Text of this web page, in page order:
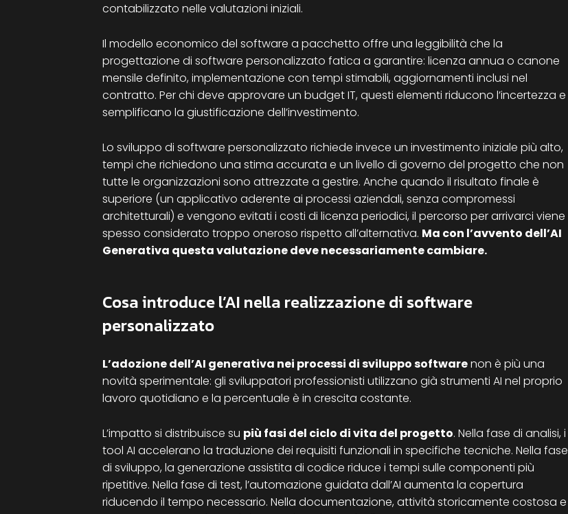
contabilizzato nelle valutazioni iniziali.
Il modello economico del software a pacchetto offre una leggibilità che la
progettazione di software personalizzato fatica a garantire: licenza annua o canone
mensile definito, implementazione con tempi stimabili, aggiornamenti inclusi nel
contratto. Per chi deve approvare un budget IT, questi elementi riducono l’incertezza e
semplificano la giustificazione dell’investimento.
Lo sviluppo di software personalizzato richiede invece un investimento iniziale più alto,
tempi che richiedono una stima accurata e un livello di governo del progetto che non
tutte le organizzazioni sono attrezzate a gestire. Anche quando il risultato finale è
superiore (un applicativo aderente ai processi aziendali, senza compromessi
architetturali) e vengono evitati i costi di licenza periodici, il percorso per arrivarci viene
spesso considerato troppo oneroso rispetto all’alternativa. Ma con l’avvento dell’AI
Generativa questa valutazione deve necessariamente cambiare.
Cosa introduce l’AI nella realizzazione di software
personalizzato
L’adozione dell’AI generativa nei processi di sviluppo softwarenon è più una
novità sperimentale: gli sviluppatori professionisti utilizzano già strumenti AI nel proprio
lavoro quotidiano e la percentuale è in crescita costante.
L’impatto si distribuisce su più fasi del ciclo di vita del progetto. Nella fase di analisi, i
tool AI accelerano la traduzione dei requisiti funzionali in specifiche tecniche. Nella fase
di sviluppo, la generazione assistita di codice riduce i tempi sulle componenti più
ripetitive. Nella fase di test, l’automazione guidata dall’AI aumenta la copertura
riducendo il tempo necessario. Nella documentazione, attività storicamente costosa e